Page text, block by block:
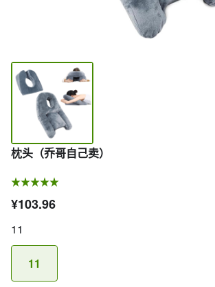
枕头（乔哥自己卖）
¥103.96
11
11